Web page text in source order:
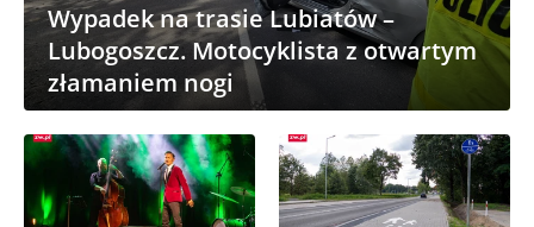
Wypadek na trasie Lubiatów –
Lubogoszcz. Motocyklista z otwartym
złamaniem nogi